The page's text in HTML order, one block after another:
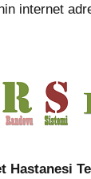
internet
Hastanesi